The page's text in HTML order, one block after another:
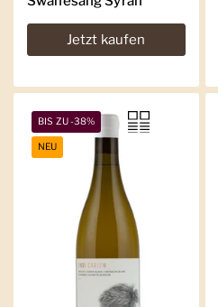
Jetzt kaufen
BIS ZU -38%
NEU